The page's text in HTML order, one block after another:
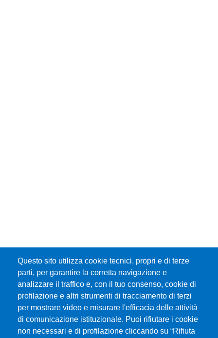
Questo sito utilizza cookie tecnici, propri e di terze
parti, per garantire la corretta navigazione e
analizzare il traffico e, con il tuo consenso, cookie di
profilazione e altri strumenti di tracciamento di terzi
per mostrare video e misurare l'efficacia delle attività
di comunicazione istituzionale. Puoi rifiutare i cookie
non necessari e di profilazione cliccando su “Rifiuta